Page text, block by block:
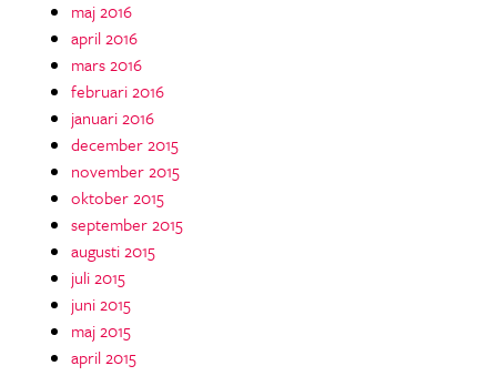
maj 2016
april 2016
mars 2016
februari 2016
januari 2016
december 2015
november 2015
oktober 2015
september 2015
augusti 2015
juli 2015
juni 2015
maj 2015
april 2015